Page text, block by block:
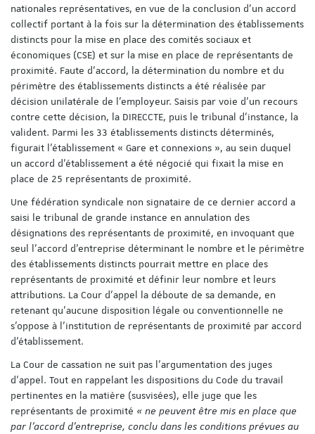
nationales représentatives, en vue de la conclusion d'un accord
collectif portant à la fois sur la détermination des établissements
distincts pour la mise en place des comités sociaux et
économiques (CSE) et sur la mise en place de représentants de
proximité. Faute d'accord, la détermination du nombre et du
périmètre des établissements distincts a été réalisée par
décision unilatérale de l’employeur. Saisis par voie d’un recours
contre cette décision, la DIRECCTE, puis le tribunal d’instance, la
valident. Parmi les 33 établissements distincts déterminés,
figurait l’établissement « Gare et connexions », au sein duquel
un accord d’établissement a été négocié qui fixait la mise en
place de 25 représentants de proximité.
Une fédération syndicale non signataire de ce dernier accord a
saisi le tribunal de grande instance en annulation des
désignations des représentants de proximité, en invoquant que
seul l'accord d'entreprise déterminant le nombre et le périmètre
des établissements distincts pourrait mettre en place des
représentants de proximité et définir leur nombre et leurs
attributions. La Cour d’appel la déboute de sa demande, en
retenant qu’aucune disposition légale ou conventionnelle ne
s'oppose à l’institution de représentants de proximité par accord
d’établissement.
La Cour de cassation ne suit pas l’argumentation des juges
d’appel. Tout en rappelant les dispositions du Code du travail
pertinentes en la matière (susvisées), elle juge que les
représentants de proximité « ne peuvent être mis en place que
par l'accord d'entreprise, conclu dans les conditions prévues au